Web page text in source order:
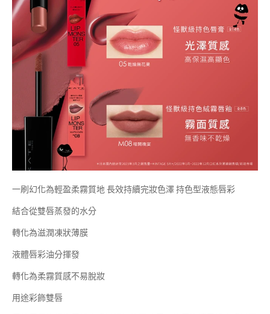
一刷幻化為輕盈柔霧質地 長效持續完妝色澤 持色型液態唇彩
結合從雙唇蒸發的水分
轉化為滋潤凍狀薄膜
液體唇彩油分揮發
轉化為柔霧質感不易脫妝
用途彩飾雙唇